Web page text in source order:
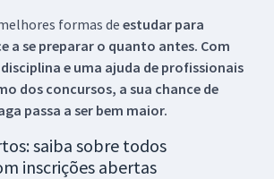
formas de estudar para
a se preparar o quanto antes. Com
e uma ajuda de profissionais
dos concursos, a sua chance de
passa a ser bem maior.
saiba sobre todos
inscrições abertas